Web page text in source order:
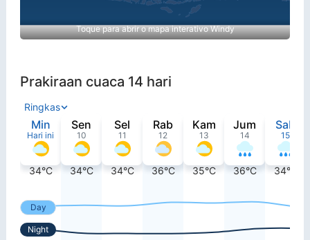
Toque para abrir o mapa interativo Windy
Prakiraan cuaca 14 hari
Ringkas
Min
Hari ini
34°C
Sen
10
34°C
Sel
11
34°C
Rab
12
36°C
Kam
13
35°C
Jum
14
36°C
Sab
15
34°C
Day
Night